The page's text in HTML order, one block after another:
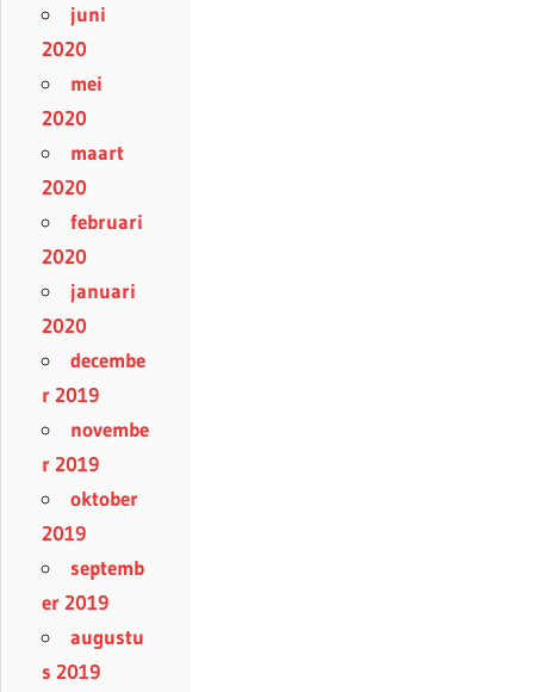
juni
2020
mei
2020
maart
2020
februari
2020
januari
2020
decembe
r 2019
novembe
r 2019
oktober
2019
septemb
er 2019
augustu
s 2019